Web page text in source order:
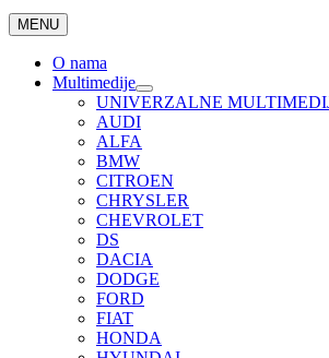
MENU
O nama
Multimedije
UNIVERZALNE
AUDI
ALFA
BMW
CITROEN
CHRYSLER
CHEVROLET
DS
DACIA
DODGE
FORD
FIAT
HONDA